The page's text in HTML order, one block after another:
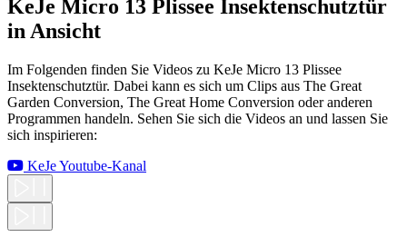
KeJe Micro 13 Plissee Insektenschutztür
in Ansicht
Im Folgenden finden Sie Videos zu KeJe Micro 13 Plissee
Insektenschutztür. Dabei kann es sich um Clips aus The Great
Garden Conversion, The Great Home Conversion oder anderen
Programmen handeln. Sehen Sie sich die Videos an und lassen Sie
sich inspirieren:
KeJe Youtube-Kanal